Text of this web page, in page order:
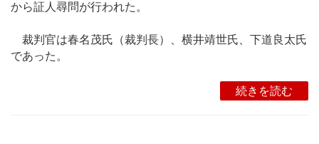
から証人尋問が行われた。
裁判官は春名茂氏（裁判長）、横井靖世氏、下道良太氏
であった。
続きを読む